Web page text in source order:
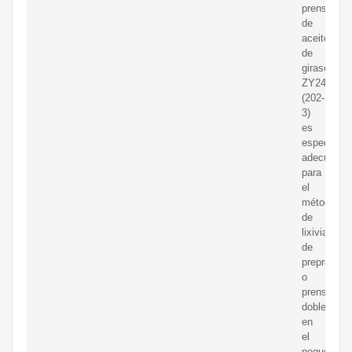
prensa
de
aceite
de
girasol
ZY24
(202-
3)
es
adecuada
para
el
método
de
lixiviación
de
o
prensado
doble
en
el